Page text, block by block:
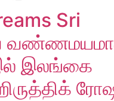
Sri
இலங்கை